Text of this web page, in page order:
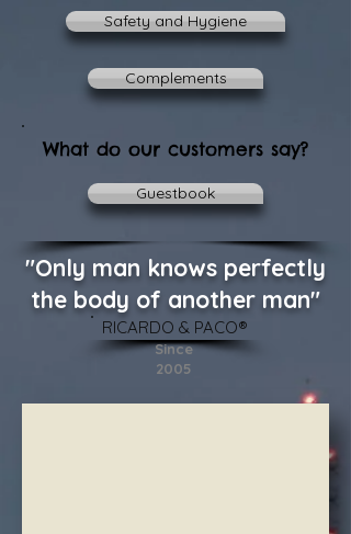
Safety and Hygiene
Complements
What do our customers say?
Guestbook
"Only man knows perfectly
the body of another man"
Since
2005
​RICARDO & PACO®